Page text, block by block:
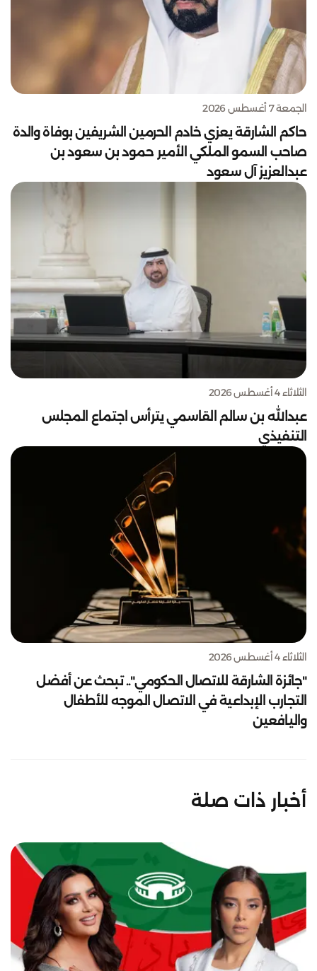
الجمعة 7 أغسطس 2026
حاكم الشارقة يعزي خادم الحرمين الشريفين بوفاة والدة
صاحب السمو الملكي الأمير حمود بن سعود بن
عبدالعزيز آل سعود
الثلاثاء 4 أغسطس 2026
عبدالله بن سالم القاسمي يترأس اجتماع المجلس
التنفيذي
الثلاثاء 4 أغسطس 2026
"جائزة الشارقة للاتصال الحكومي".. تبحث عن أفضل
التجارب الإبداعية في الاتصال الموجه للأطفال
واليافعين
أخبار ذات صلة